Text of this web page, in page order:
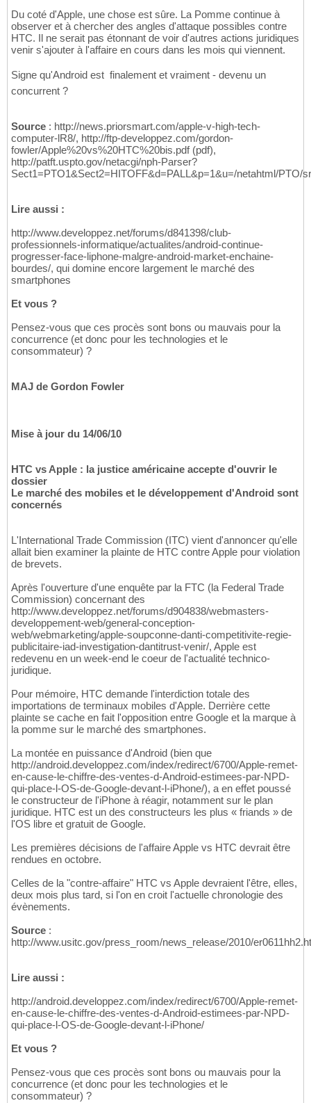
Du coté d'Apple, une chose est sûre. La Pomme continue à
observer et à chercher des angles d'attaque possibles contre
HTC. Il ne serait pas étonnant de voir d'autres actions juridiques
venir s'ajouter à l'affaire en cours dans les mois qui viennent.
Signe qu'Android est  finalement et vraiment - devenu un
concurrent ?
Source : http://news.priorsmart.com/apple-v-high-tech-
computer-lR8/, http://ftp-developpez.com/gordon-
fowler/Apple%20vs%20HTC%20bis.pdf (pdf),
http://patft.uspto.gov/netacgi/nph-Parser?
Sect1=PTO1&Sect2=HITOFF&d=PALL&p=1&u=/netahtml/
Lire aussi :
http://www.developpez.net/forums/d841398/club-
professionnels-informatique/actualites/android-continue-
progresser-face-liphone-malgre-android-market-enchaine-
bourdes/, qui domine encore largement le marché des
smartphones
Et vous ?
Pensez-vous que ces procès sont bons ou mauvais pour la
concurrence (et donc pour les technologies et le
consommateur) ?
MAJ de Gordon Fowler
Mise à jour du 14/06/10
HTC vs Apple : la justice américaine accepte d'ouvrir le
dossier
Le marché des mobiles et le développement d'Android sont
concernés
L'International Trade Commission (ITC) vient d'annoncer qu'elle
allait bien examiner la plainte de HTC contre Apple pour violation
de brevets.
Après l'ouverture d'une enquête par la FTC (la Federal Trade
Commission) concernant des
http://www.developpez.net/forums/d904838/webmasters-
developpement-web/general-conception-
web/webmarketing/apple-soupconne-danti-competitivite-regie-
publicitaire-iad-investigation-dantitrust-venir/, Apple est
redevenu en un week-end le coeur de l'actualité technico-
juridique.
Pour mémoire, HTC demande l'interdiction totale des
importations de terminaux mobiles d'Apple. Derrière cette
plainte se cache en fait l'opposition entre Google et la marque à
la pomme sur le marché des smartphones.
La montée en puissance d'Android (bien que
http://android.developpez.com/index/redirect/6700/Apple-remet-
en-cause-le-chiffre-des-ventes-d-Android-estimees-par-NPD-
qui-place-l-OS-de-Google-devant-l-iPhone/), a en effet poussé
le constructeur de l'iPhone à réagir, notamment sur le plan
juridique. HTC est un des constructeurs les plus « friands » de
l'OS libre et gratuit de Google.
Les premières décisions de l'affaire Apple vs HTC devrait être
rendues en octobre.
Celles de la "contre-affaire" HTC vs Apple devraient l'être, elles,
deux mois plus tard, si l'on en croit l'actuelle chronologie des
évènements.
Source :
http://www.usitc.gov/press_room/news_release/2010/
Lire aussi :
http://android.developpez.com/index/redirect/6700/Apple-remet-
en-cause-le-chiffre-des-ventes-d-Android-estimees-par-NPD-
qui-place-l-OS-de-Google-devant-l-iPhone/
Et vous ?
Pensez-vous que ces procès sont bons ou mauvais pour la
concurrence (et donc pour les technologies et le
consommateur) ?